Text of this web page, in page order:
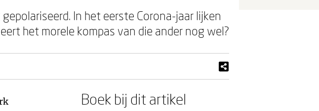
In het eerste Corona-jaar lijken
het morele kompas van die ander nog wel?
Boek bij dit artikel